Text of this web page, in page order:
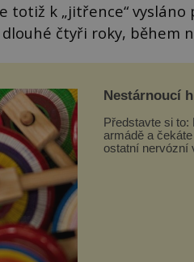
totiž k „jitřence“
čtyři roky, během
Nestárnoucí
Představte si
armádě a
ostatní nervózní